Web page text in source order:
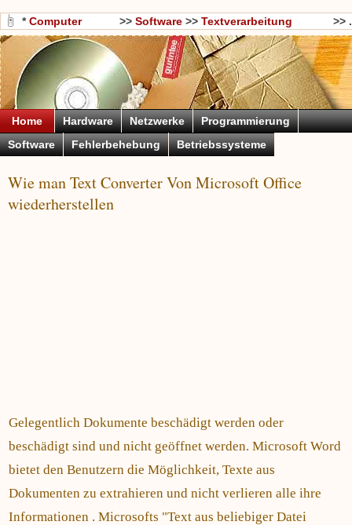
*Computer
Wissen
>> Software>> Textverarbeitung
Software
>> .
Home Hardware Netzwerke
Programmierung
Software
Fehlerbehebung Betriebssysteme
Wie man Text Converter Von Microsoft Office
wiederherstellen
Gelegentlich Dokumente beschädigt werden oder
beschädigt sind und nicht geöffnet werden. Microsoft Word
bietet den Benutzern die Möglichkeit, Texte aus
Dokumenten zu extrahieren und nicht verlieren alle ihre
Informationen . Microsofts "Text aus beliebiger Datei